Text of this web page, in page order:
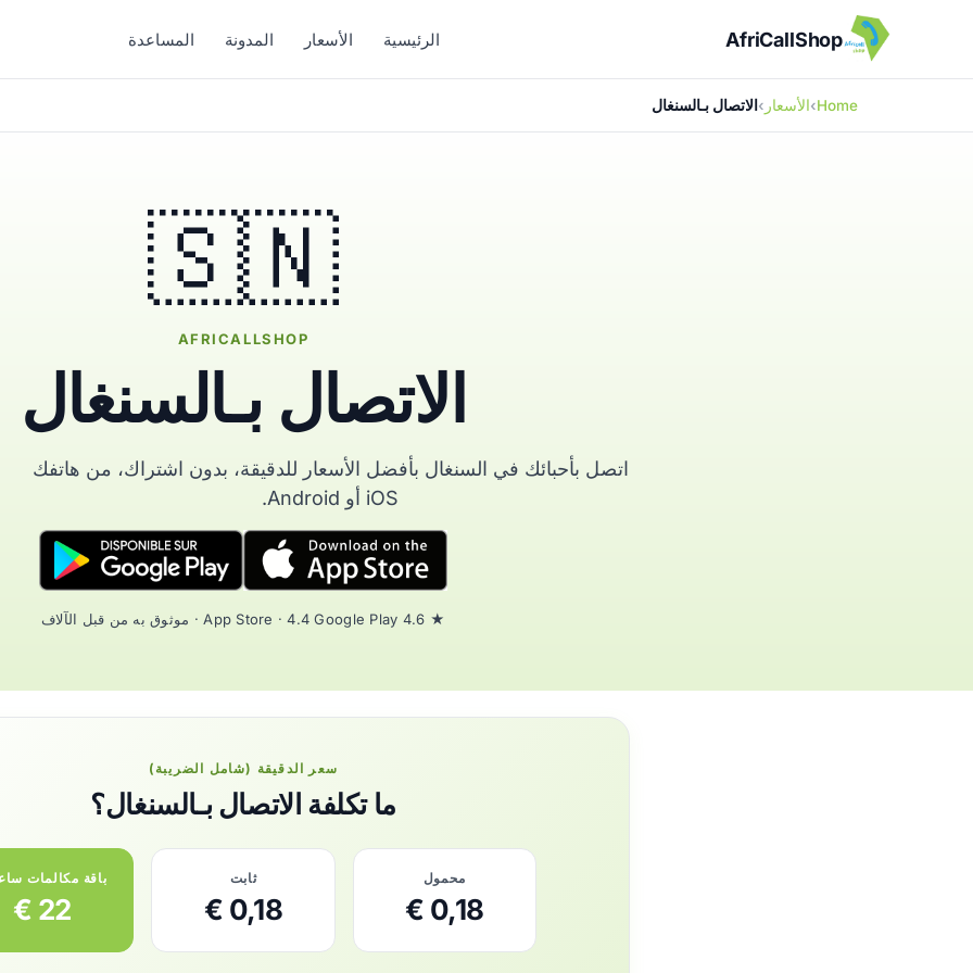
AfriCallShop الرئيسية الأسعار المدونة المساعدة
Home الأسعار الاتصال بـالسنغال
🇸🇳
AFRICALLSHOP
الاتصال بـالسنغال
اتصل بأحبائك في السنغال بأفضل الأسعار للدقيقة، بدون اشتراك، من هاتفك
iOS أو Android.
★ 4.6 App Store · 4.4 Google Play · موثوق به من قبل الآلاف
سعر الدقيقة (شامل الضريبة)
ما تكلفة الاتصال بـالسنغال؟
محمول
0,18 €
ثابت
0,18 €
باقة مكالمات
22 €